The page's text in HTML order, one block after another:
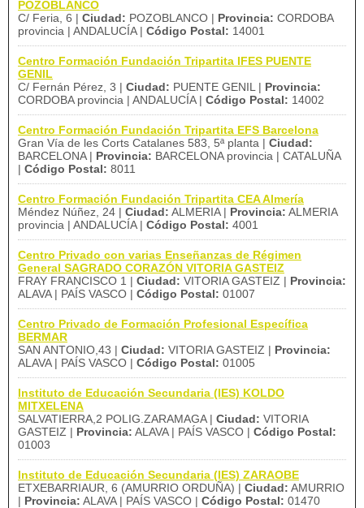
POZOBLANCO
C/ Feria, 6 | Ciudad: POZOBLANCO | Provincia: CORDOBA
provincia | ANDALUCÍA | Código Postal: 14001
Centro Formación Fundación Tripartita IFES PUENTE
GENIL
C/ Fernán Pérez, 3 | Ciudad: PUENTE GENIL | Provincia:
CORDOBA provincia | ANDALUCÍA | Código Postal: 14002
Centro Formación Fundación Tripartita EFS Barcelona
Gran Vía de les Corts Catalanes 583, 5ª planta | Ciudad:
BARCELONA | Provincia: BARCELONA provincia | CATALUÑA
| Código Postal: 8011
Centro Formación Fundación Tripartita CEA Almería
Méndez Núñez, 24 | Ciudad: ALMERIA | Provincia: ALMERIA
provincia | ANDALUCÍA | Código Postal: 4001
Centro Privado con varias Enseñanzas de Régimen
General SAGRADO CORAZÓN VITORIA GASTEIZ
FRAY FRANCISCO 1 | Ciudad: VITORIA GASTEIZ | Provincia:
ALAVA | PAÍS VASCO | Código Postal: 01007
Centro Privado de Formación Profesional Específica
BERMAR
SAN ANTONIO,43 | Ciudad: VITORIA GASTEIZ | Provincia:
ALAVA | PAÍS VASCO | Código Postal: 01005
Instituto de Educación Secundaria (IES) KOLDO
MITXELENA
SALVATIERRA,2 POLIG.ZARAMAGA | Ciudad: VITORIA
GASTEIZ | Provincia: ALAVA | PAÍS VASCO | Código Postal:
01003
Instituto de Educación Secundaria (IES) ZARAOBE
ETXEBARRIAUR, 6 (AMURRIO ORDUÑA) | Ciudad: AMURRIO
| Provincia: ALAVA | PAÍS VASCO | Código Postal: 01470